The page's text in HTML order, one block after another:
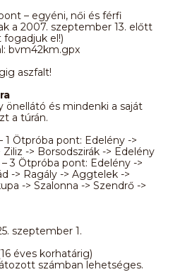
– egyéni, női és férfi
a 2007. szeptember 13. előtt
el!)
bvm42km.gpx
aszfalt!
önellátó és mindenki a saját
a túrán.
1 Ötpróba pont: Edelény ->
-> Borsodszirák -> Edelény
3 Ötpróba pont: Edelény ->
-> Ragály -> Aggtelek ->
-> Szalonna -> Szendrő ->
szeptember 1.
éves korhatárig)
számban lehetséges.